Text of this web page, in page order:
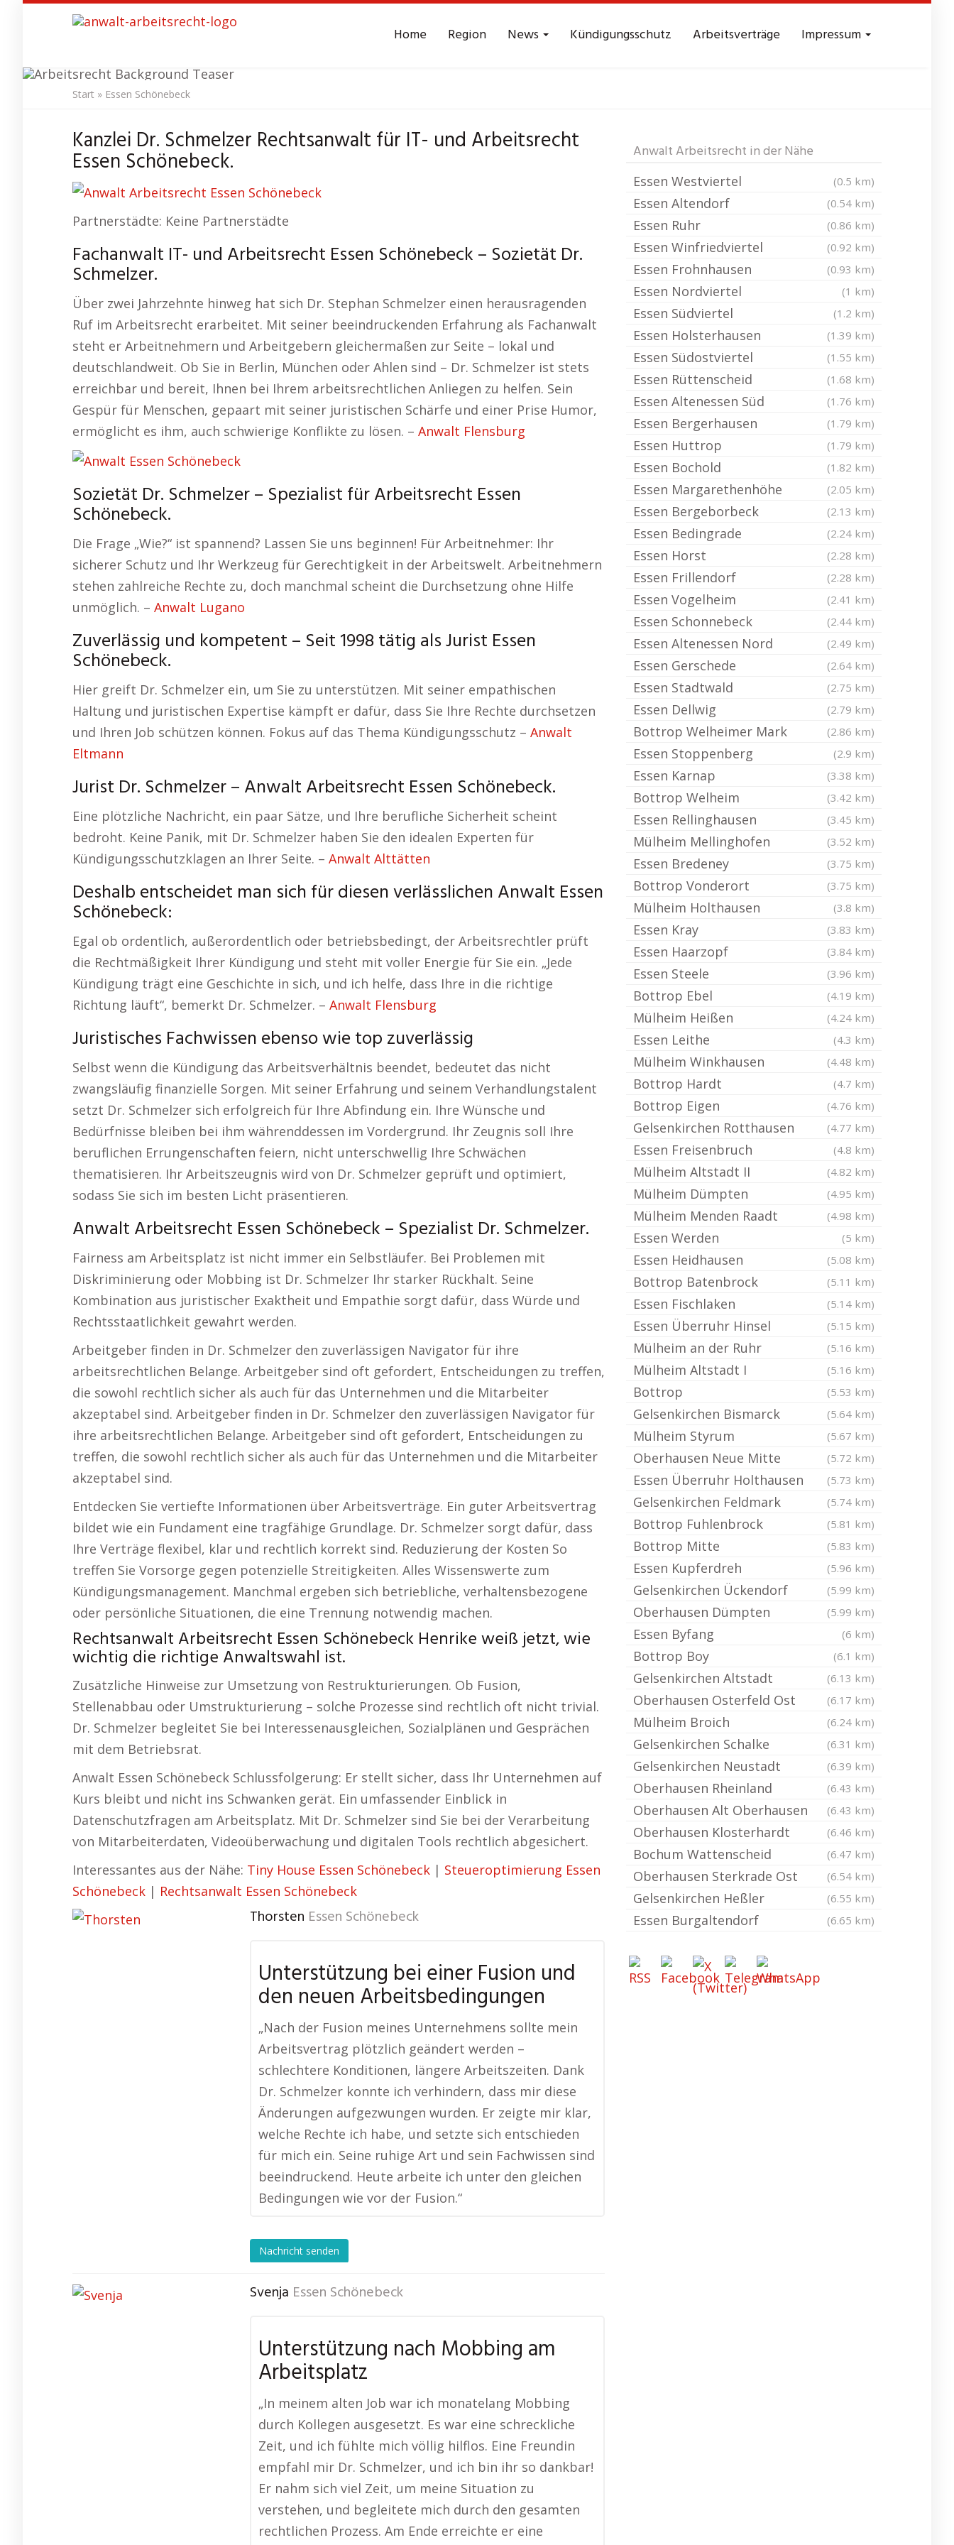
content
Home Region News Kündigungsschutz Arbeitsverträge Impressum
Anwalt Arbeitsrecht Essen Schönebeck
Start » Essen Schönebeck
Kanzlei Dr. Schmelzer Rechtsanwalt für IT- und Arbeitsrecht
Essen Schönebeck.
Partnerstädte: Keine Partnerstädte
Fachanwalt IT- und Arbeitsrecht Essen Schönebeck – Sozietät Dr.
Schmelzer.
Über zwei Jahrzehnte hinweg hat sich Dr. Stephan Schmelzer einen herausragenden
Ruf im Arbeitsrecht erarbeitet. Mit seiner beeindruckenden Erfahrung als Fachanwalt
steht er Arbeitnehmern und Arbeitgebern gleichermaßen zur Seite – lokal und
deutschlandweit. Ob Sie in Berlin, München oder Ahlen sind – Dr. Schmelzer ist stets
erreichbar und bereit, Ihnen bei Ihrem arbeitsrechtlichen Anliegen zu helfen. Sein
Gespür für Menschen, gepaart mit seiner juristischen Schärfe und einer Prise Humor,
ermöglicht es ihm, auch schwierige Konflikte zu lösen. – Anwalt Flensburg
Sozietät Dr. Schmelzer – Spezialist für Arbeitsrecht Essen
Schönebeck.
Die Frage „Wie?“ ist spannend? Lassen Sie uns beginnen! Für Arbeitnehmer: Ihr
sicherer Schutz und Ihr Werkzeug für Gerechtigkeit in der Arbeitswelt. Arbeitnehmern
stehen zahlreiche Rechte zu, doch manchmal scheint die Durchsetzung ohne Hilfe
unmöglich. – Anwalt Lugano
Zuverlässig und kompetent – Seit 1998 tätig als Jurist Essen
Schönebeck.
Hier greift Dr. Schmelzer ein, um Sie zu unterstützen. Mit seiner empathischen
Haltung und juristischen Expertise kämpft er dafür, dass Sie Ihre Rechte durchsetzen
und Ihren Job schützen können. Fokus auf das Thema Kündigungsschutz – Anwalt
Eltmann
Jurist Dr. Schmelzer – Anwalt Arbeitsrecht Essen Schönebeck.
Eine plötzliche Nachricht, ein paar Sätze, und Ihre berufliche Sicherheit scheint
bedroht. Keine Panik, mit Dr. Schmelzer haben Sie den idealen Experten für
Kündigungsschutzklagen an Ihrer Seite. – Anwalt Alttätten
Deshalb entscheidet man sich für diesen verlässlichen Anwalt Essen
Schönebeck:
Egal ob ordentlich, außerordentlich oder betriebsbedingt, der Arbeitsrechtler prüft
die Rechtmäßigkeit Ihrer Kündigung und steht mit voller Energie für Sie ein. „Jede
Kündigung trägt eine Geschichte in sich, und ich helfe, dass Ihre in die richtige
Richtung läuft“, bemerkt Dr. Schmelzer. – Anwalt Flensburg
Juristisches Fachwissen ebenso wie top zuverlässig
Selbst wenn die Kündigung das Arbeitsverhältnis beendet, bedeutet das nicht
zwangsläufig finanzielle Sorgen. Mit seiner Erfahrung und seinem Verhandlungstalent
setzt Dr. Schmelzer sich erfolgreich für Ihre Abfindung ein. Ihre Wünsche und
Bedürfnisse bleiben bei ihm währenddessen im Vordergrund. Ihr Zeugnis soll Ihre
beruflichen Errungenschaften feiern, nicht unterschwellig Ihre Schwächen
thematisieren. Ihr Arbeitszeugnis wird von Dr. Schmelzer geprüft und optimiert,
sodass Sie sich im besten Licht präsentieren.
Anwalt Arbeitsrecht Essen Schönebeck – Spezialist Dr. Schmelzer.
Fairness am Arbeitsplatz ist nicht immer ein Selbstläufer. Bei Problemen mit
Diskriminierung oder Mobbing ist Dr. Schmelzer Ihr starker Rückhalt. Seine
Kombination aus juristischer Exaktheit und Empathie sorgt dafür, dass Würde und
Rechtsstaatlichkeit gewahrt werden.
Arbeitgeber finden in Dr. Schmelzer den zuverlässigen Navigator für ihre
arbeitsrechtlichen Belange. Arbeitgeber sind oft gefordert, Entscheidungen zu treffen,
die sowohl rechtlich sicher als auch für das Unternehmen und die Mitarbeiter
akzeptabel sind. Arbeitgeber finden in Dr. Schmelzer den zuverlässigen Navigator für
ihre arbeitsrechtlichen Belange. Arbeitgeber sind oft gefordert, Entscheidungen zu
treffen, die sowohl rechtlich sicher als auch für das Unternehmen und die Mitarbeiter
akzeptabel sind.
Entdecken Sie vertiefte Informationen über Arbeitsverträge. Ein guter Arbeitsvertrag
bildet wie ein Fundament eine tragfähige Grundlage. Dr. Schmelzer sorgt dafür, dass
Ihre Verträge flexibel, klar und rechtlich korrekt sind. Reduzierung der Kosten So
treffen Sie Vorsorge gegen potenzielle Streitigkeiten. Alles Wissenswerte zum
Kündigungsmanagement. Manchmal ergeben sich betriebliche, verhaltensbezogene
oder persönliche Situationen, die eine Trennung notwendig machen.
Rechtsanwalt Arbeitsrecht Essen Schönebeck Henrike weiß jetzt, wie
wichtig die richtige Anwaltswahl ist.
Zusätzliche Hinweise zur Umsetzung von Restrukturierungen. Ob Fusion,
Stellenabbau oder Umstrukturierung – solche Prozesse sind rechtlich oft nicht trivial.
Dr. Schmelzer begleitet Sie bei Interessenausgleichen, Sozialplänen und Gesprächen
mit dem Betriebsrat.
Anwalt Essen Schönebeck Schlussfolgerung: Er stellt sicher, dass Ihr Unternehmen auf
Kurs bleibt und nicht ins Schwanken gerät. Ein umfassender Einblick in
Datenschutzfragen am Arbeitsplatz. Mit Dr. Schmelzer sind Sie bei der Verarbeitung
von Mitarbeiterdaten, Videoüberwachung und digitalen Tools rechtlich abgesichert.
Interessantes aus der Nähe: Tiny House Essen Schönebeck | Steueroptimierung Essen
Schönebeck | Rechtsanwalt Essen Schönebeck
Thorsten Essen Schönebeck
Unterstützung bei einer Fusion und
den neuen Arbeitsbedingungen
„Nach der Fusion meines Unternehmens sollte mein
Arbeitsvertrag plötzlich geändert werden –
schlechtere Konditionen, längere Arbeitszeiten. Dank
Dr. Schmelzer konnte ich verhindern, dass mir diese
Änderungen aufgezwungen wurden. Er zeigte mir klar,
welche Rechte ich habe, und setzte sich entschieden
für mich ein. Seine ruhige Art und sein Fachwissen sind
beeindruckend. Heute arbeite ich unter den gleichen
Bedingungen wie vor der Fusion.“
Nachricht senden
Svenja Essen Schönebeck
Unterstützung nach Mobbing am
Arbeitsplatz
„In meinem alten Job war ich monatelang Mobbing
durch Kollegen ausgesetzt. Es war eine schreckliche
Zeit, und ich fühlte mich völlig hilflos. Eine Freundin
empfahl mir Dr. Schmelzer, und ich bin ihr so dankbar!
Er nahm sich viel Zeit, um meine Situation zu
verstehen, und begleitete mich durch den gesamten
rechtlichen Prozess. Am Ende erreichte er eine
Anwalt Arbeitsrecht in der Nähe
Essen Westviertel (0.5 km)
Essen Altendorf (0.54 km)
Essen Ruhr (0.86 km)
Essen Winfriedviertel (0.92 km)
Essen Frohnhausen (0.93 km)
Essen Nordviertel (1 km)
Essen Südviertel (1.2 km)
Essen Holsterhausen (1.39 km)
Essen Südostviertel (1.55 km)
Essen Rüttenscheid (1.68 km)
Essen Altenessen Süd (1.76 km)
Essen Bergerhausen (1.79 km)
Essen Huttrop (1.79 km)
Essen Bochold (1.82 km)
Essen Margarethenhöhe (2.05 km)
Essen Bergeborbeck (2.13 km)
Essen Bedingrade (2.24 km)
Essen Horst (2.28 km)
Essen Frillendorf (2.28 km)
Essen Vogelheim (2.41 km)
Essen Schonnebeck (2.44 km)
Essen Altenessen Nord (2.49 km)
Essen Gerschede (2.64 km)
Essen Stadtwald (2.75 km)
Essen Dellwig (2.79 km)
Bottrop Welheimer Mark (2.86 km)
Essen Stoppenberg (2.9 km)
Essen Karnap (3.38 km)
Bottrop Welheim (3.42 km)
Essen Rellinghausen (3.45 km)
Mülheim Mellinghofen (3.52 km)
Essen Bredeney (3.75 km)
Bottrop Vonderort (3.75 km)
Mülheim Holthausen (3.8 km)
Essen Kray (3.83 km)
Essen Haarzopf (3.84 km)
Essen Steele (3.96 km)
Bottrop Ebel (4.19 km)
Mülheim Heißen (4.24 km)
Essen Leithe (4.3 km)
Mülheim Winkhausen (4.48 km)
Bottrop Hardt (4.7 km)
Bottrop Eigen (4.76 km)
Gelsenkirchen Rotthausen (4.77 km)
Essen Freisenbruch (4.8 km)
Mülheim Altstadt II (4.82 km)
Mülheim Dümpten (4.95 km)
Mülheim Menden Raadt (4.98 km)
Essen Werden (5 km)
Essen Heidhausen (5.08 km)
Bottrop Batenbrock (5.11 km)
Essen Fischlaken (5.14 km)
Essen Überruhr Hinsel (5.15 km)
Mülheim an der Ruhr (5.16 km)
Mülheim Altstadt I (5.16 km)
Bottrop (5.53 km)
Gelsenkirchen Bismarck (5.64 km)
Mülheim Styrum (5.67 km)
Oberhausen Neue Mitte (5.72 km)
Essen Überruhr Holthausen (5.73 km)
Gelsenkirchen Feldmark (5.74 km)
Bottrop Fuhlenbrock (5.81 km)
Bottrop Mitte (5.83 km)
Essen Kupferdreh (5.96 km)
Gelsenkirchen Ückendorf (5.99 km)
Oberhausen Dümpten (5.99 km)
Essen Byfang (6 km)
Bottrop Boy (6.1 km)
Gelsenkirchen Altstadt (6.13 km)
Oberhausen Osterfeld Ost (6.17 km)
Mülheim Broich (6.24 km)
Gelsenkirchen Schalke (6.31 km)
Gelsenkirchen Neustadt (6.39 km)
Oberhausen Rheinland (6.43 km)
Oberhausen Alt Oberhausen (6.43 km)
Oberhausen Klosterhardt (6.46 km)
Bochum Wattenscheid (6.47 km)
Oberhausen Sterkrade Ost (6.54 km)
Gelsenkirchen Heßler (6.55 km)
Essen Burgaltendorf (6.65 km)